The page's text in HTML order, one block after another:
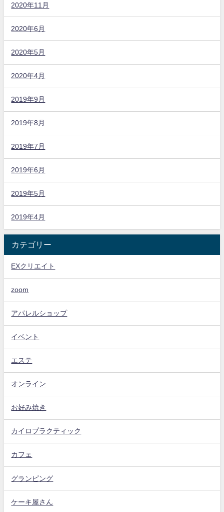
2020年11月
2020年6月
2020年5月
2020年4月
2019年9月
2019年8月
2019年7月
2019年6月
2019年5月
2019年4月
カテゴリー
EXクリエイト
zoom
アパレルショップ
イベント
エステ
オンライン
お好み焼き
カイロプラクティック
カフェ
グランピング
ケーキ屋さん